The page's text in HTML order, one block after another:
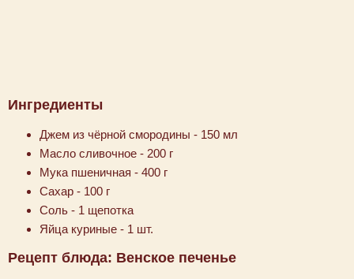
Ингредиенты
Джем из чёрной смородины - 150 мл
Масло сливочное - 200 г
Мука пшеничная - 400 г
Сахар - 100 г
Соль - 1 щепотка
Яйца куриные - 1 шт.
Рецепт блюда: Венское печенье